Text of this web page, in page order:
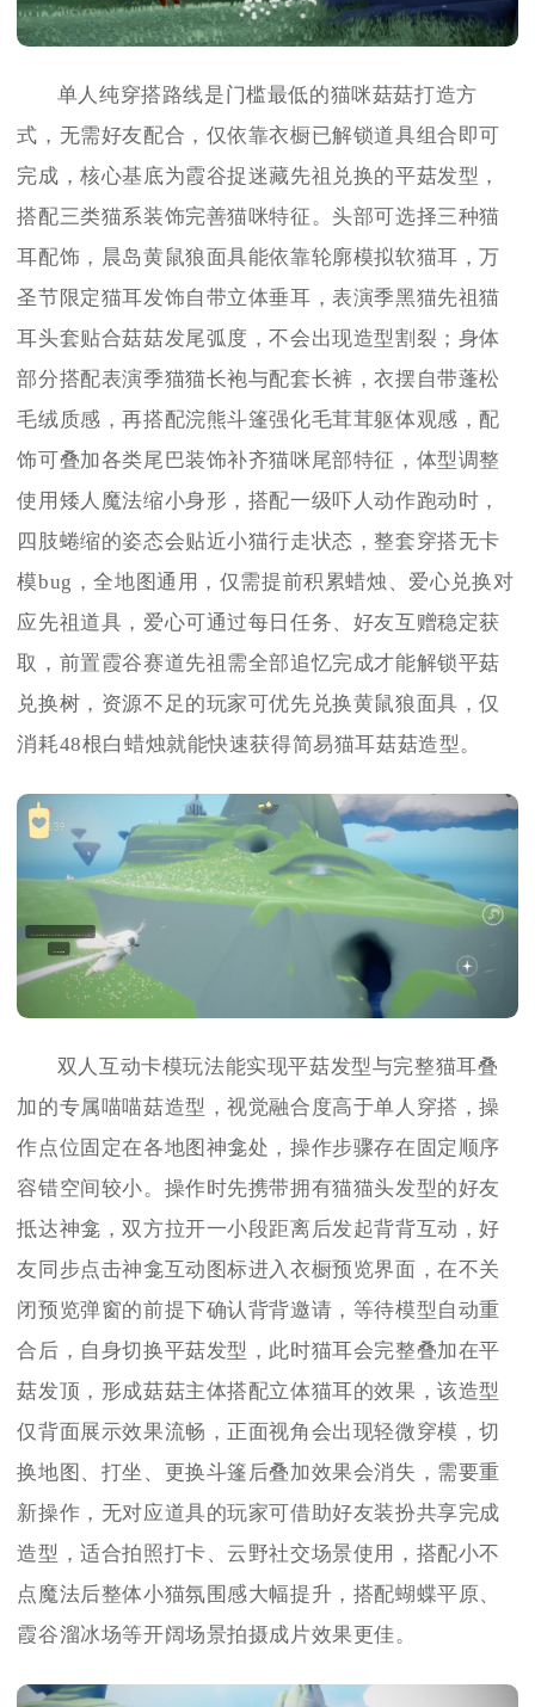
单人纯穿搭路线是门槛最低的猫咪菇菇打造方
式，无需好友配合，仅依靠衣橱已解锁道具组合即可
完成，核心基底为霞谷捉迷藏先祖兑换的平菇发型，
搭配三类猫系装饰完善猫咪特征。头部可选择三种猫
耳配饰，晨岛黄鼠狼面具能依靠轮廓模拟软猫耳，万
圣节限定猫耳发饰自带立体垂耳，表演季黑猫先祖猫
耳头套贴合菇菇发尾弧度，不会出现造型割裂；身体
部分搭配表演季猫猫长袍与配套长裤，衣摆自带蓬松
毛绒质感，再搭配浣熊斗篷强化毛茸茸躯体观感，配
饰可叠加各类尾巴装饰补齐猫咪尾部特征，体型调整
使用矮人魔法缩小身形，搭配一级吓人动作跑动时，
四肢蜷缩的姿态会贴近小猫行走状态，整套穿搭无卡
模bug，全地图通用，仅需提前积累蜡烛、爱心兑换对
应先祖道具，爱心可通过每日任务、好友互赠稳定获
取，前置霞谷赛道先祖需全部追忆完成才能解锁平菇
兑换树，资源不足的玩家可优先兑换黄鼠狼面具，仅
消耗48根白蜡烛就能快速获得简易猫耳菇菇造型。
双人互动卡模玩法能实现平菇发型与完整猫耳叠
加的专属喵喵菇造型，视觉融合度高于单人穿搭，操
作点位固定在各地图神龛处，操作步骤存在固定顺序
容错空间较小。操作时先携带拥有猫猫头发型的好友
抵达神龛，双方拉开一小段距离后发起背背互动，好
友同步点击神龛互动图标进入衣橱预览界面，在不关
闭预览弹窗的前提下确认背背邀请，等待模型自动重
合后，自身切换平菇发型，此时猫耳会完整叠加在平
菇发顶，形成菇菇主体搭配立体猫耳的效果，该造型
仅背面展示效果流畅，正面视角会出现轻微穿模，切
换地图、打坐、更换斗篷后叠加效果会消失，需要重
新操作，无对应道具的玩家可借助好友装扮共享完成
造型，适合拍照打卡、云野社交场景使用，搭配小不
点魔法后整体小猫氛围感大幅提升，搭配蝴蝶平原、
霞谷溜冰场等开阔场景拍摄成片效果更佳。